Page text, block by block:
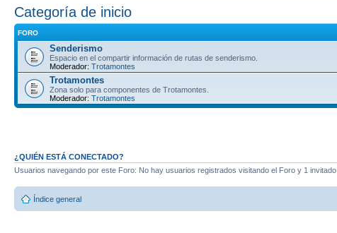
Categoría de inicio
FORO
Senderismo
Espacio en el compartir información de rutas de senderismo.
Moderador: Trotamontes
Trotamontes
Zona solo para componentes de Trotamontes.
Moderador: Trotamontes
¿QUIÉN ESTÁ CONECTADO?
Usuarios navegando por este Foro: No hay usuarios registrados visitando el Foro y 1 invitado
Índice general